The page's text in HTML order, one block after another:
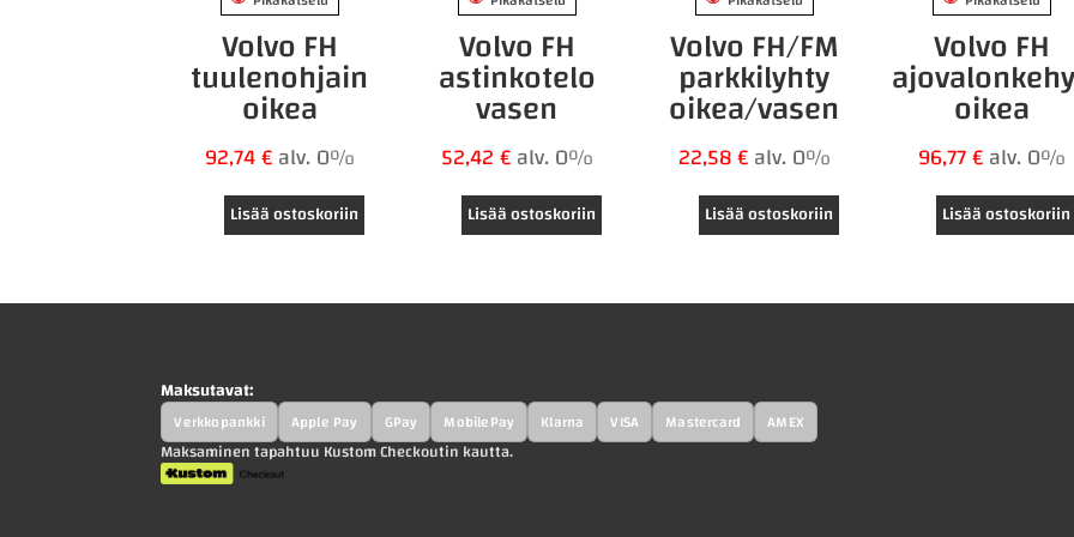
Volvo FH
tuulenohjain
oikea
92,74€alv. 0%
Lisää ostoskoriin
Volvo FH
astinkotelo
vasen
52,42€alv. 0%
Lisää ostoskoriin
Volvo FH/FM
parkkilyhty
oikea/vasen
22,58€alv. 0%
Lisää ostoskoriin
Volvo FH
oikea
96,77€alv. 0%
Lisää ostoskoriin
Maksutavat:
Verkkopankki Apple Pay GPay MobilePay Klarna VISA Mastercard AMEX
Maksaminen tapahtuu Kustom Checkoutin kautta.